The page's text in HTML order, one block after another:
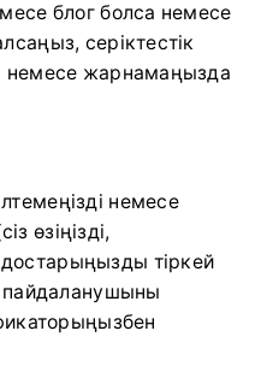
блог болса немесе
серіктестік
немесе жарнамаңызда
немесе
өзіңізді,
тіркей
пайдаланушыны